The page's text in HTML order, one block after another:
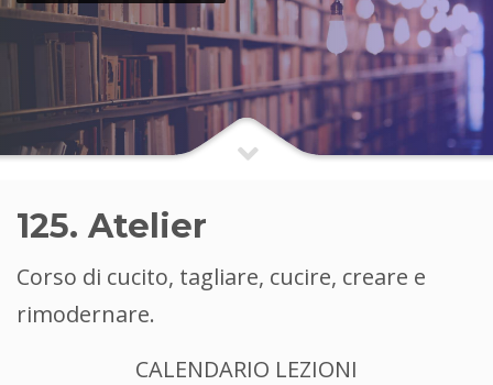
125. Atelier
Corso di cucito, tagliare, cucire, creare e
rimodernare.
CALENDARIO LEZIONI